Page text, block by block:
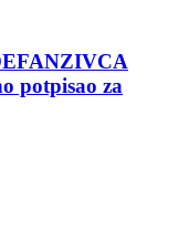
potpisao za